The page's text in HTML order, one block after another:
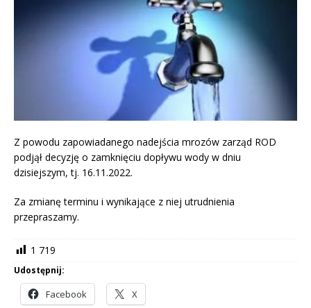
Z powodu zapowiadanego nadejścia mrozów zarząd ROD
podjął decyzję o zamknięciu dopływu wody w dniu
dzisiejszym, tj. 16.11.2022.
Za zmianę terminu i wynikające z niej utrudnienia
przepraszamy.
1 719
Udostępnij:
Facebook X